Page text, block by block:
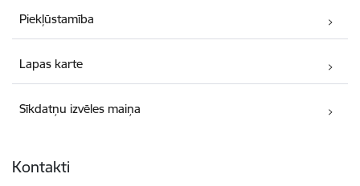
Piekļūstamība
Lapas karte
Sīkdatņu izvēles maiņa
Kontakti